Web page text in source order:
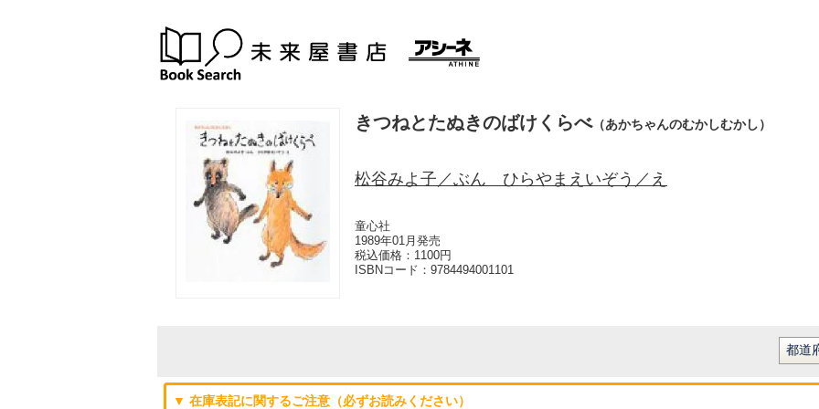
きつねとたぬきのばけくらべ（あかちゃんのむかしむかし）
松谷みよ子／ぶん ひらやまえいぞう／え
童心社
1989年01月発売
税込価格：1100円
ISBNコード： 9784494001101
▼ 在庫表記に関するご注意（必ずお読みください）